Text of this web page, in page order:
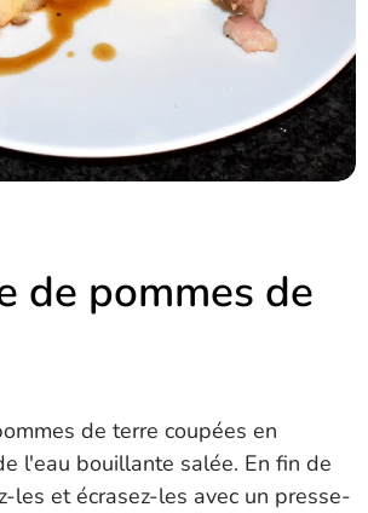
de pommes de
de terre coupées en
l'eau bouillante salée. En fin de
les et écrasez-les avec un presse-